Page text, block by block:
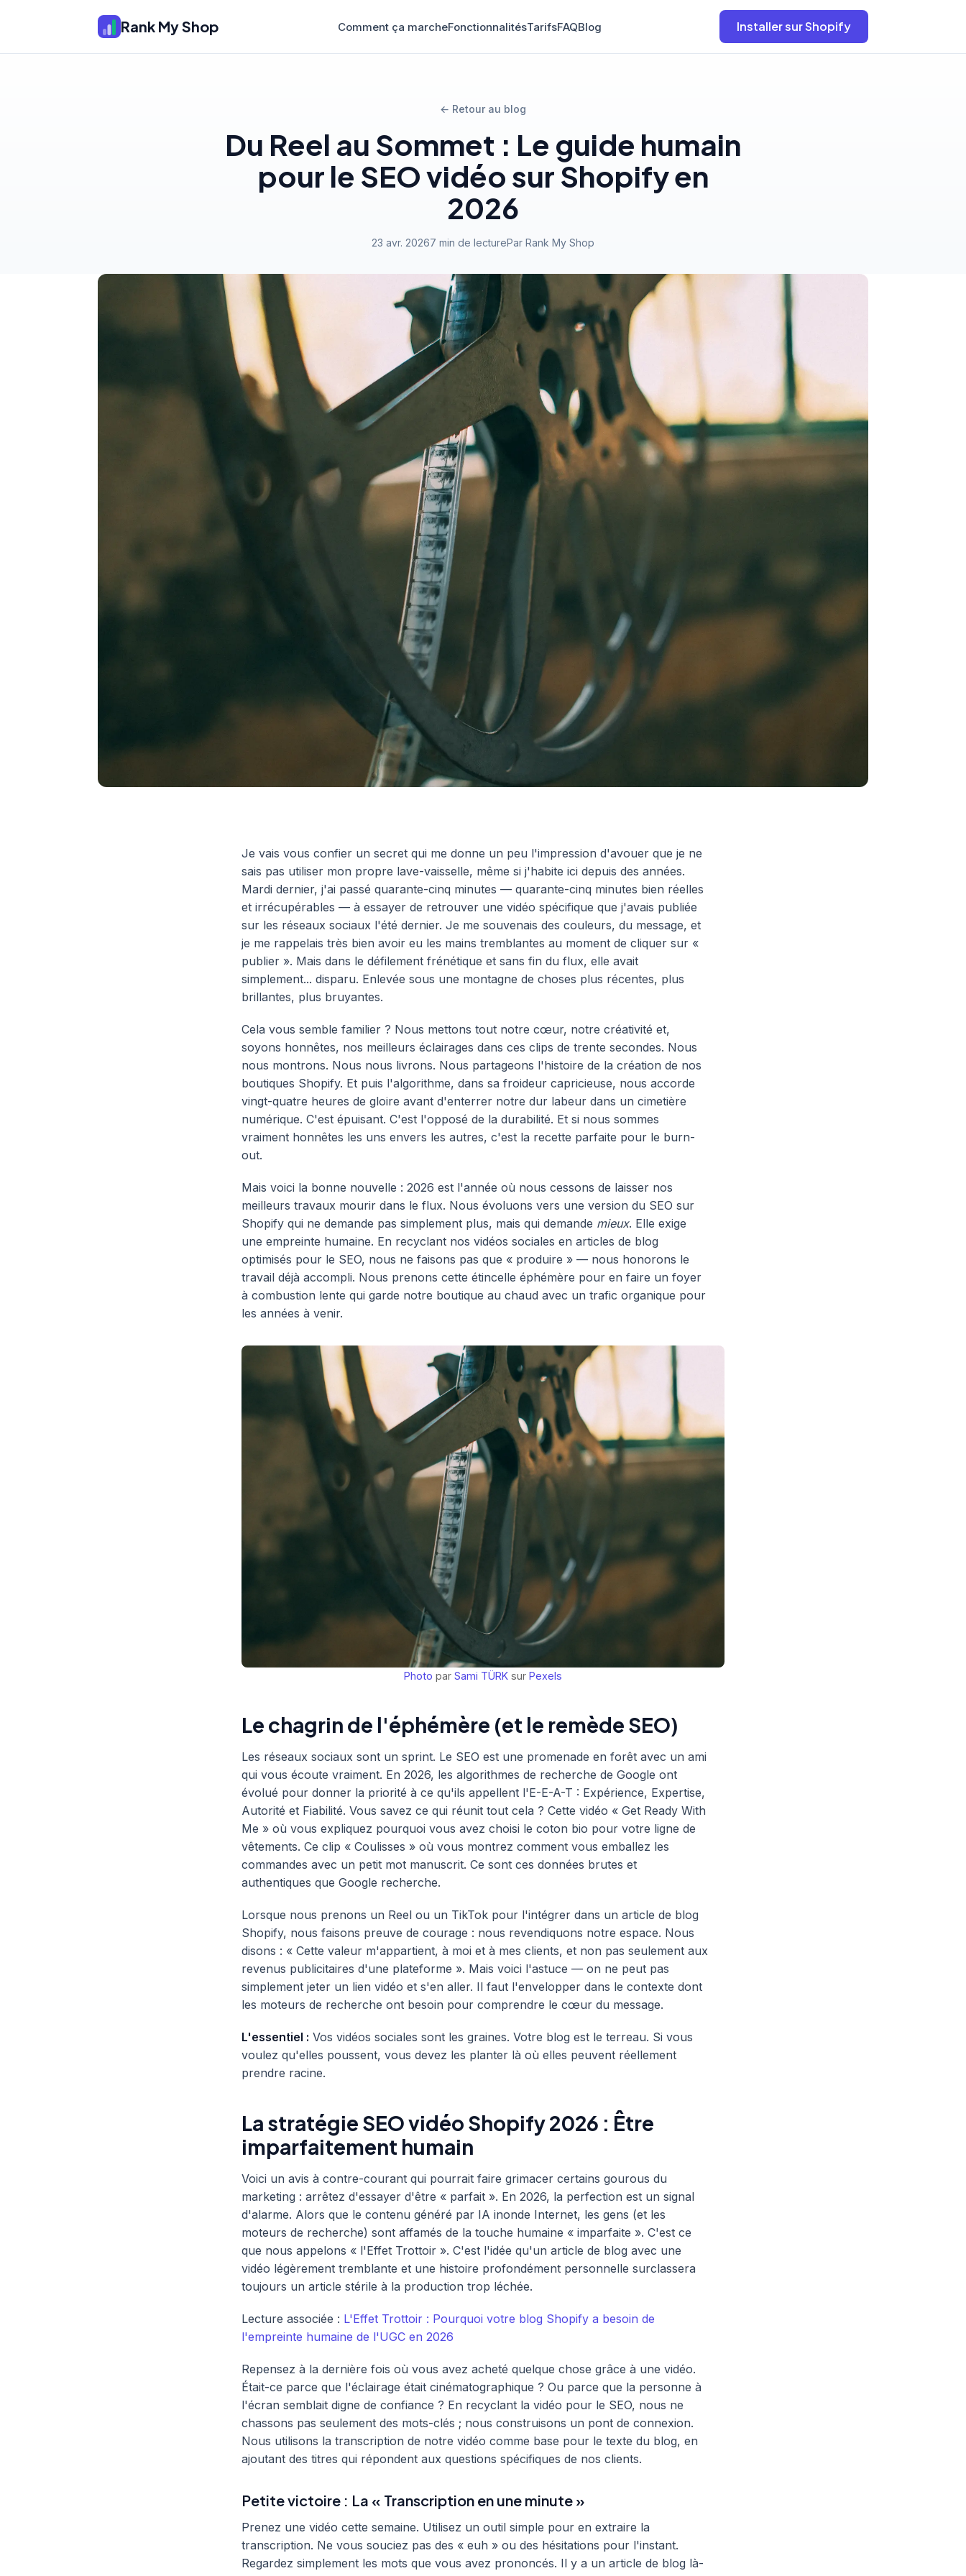
Rank My Shop Comment ça marcheFonctionnalitésTarifsFAQBlog Installer sur Shopify
← Retour au blog
Du Reel au Sommet : Le guide humain
pour le SEO vidéo sur Shopify en
2026
23 avr. 20267 min de lecturePar Rank My Shop
Je vais vous confier un secret qui me donne un peu l'impression d'avouer que je ne
sais pas utiliser mon propre lave-vaisselle, même si j'habite ici depuis des années.
Mardi dernier, j'ai passé quarante-cinq minutes — quarante-cinq minutes bien réelles
et irrécupérables — à essayer de retrouver une vidéo spécifique que j'avais publiée
sur les réseaux sociaux l'été dernier. Je me souvenais des couleurs, du message, et
je me rappelais très bien avoir eu les mains tremblantes au moment de cliquer sur «
publier ». Mais dans le défilement frénétique et sans fin du flux, elle avait
simplement... disparu. Enlevée sous une montagne de choses plus récentes, plus
brillantes, plus bruyantes.
Cela vous semble familier ? Nous mettons tout notre cœur, notre créativité et,
soyons honnêtes, nos meilleurs éclairages dans ces clips de trente secondes. Nous
nous montrons. Nous nous livrons. Nous partageons l'histoire de la création de nos
boutiques Shopify. Et puis l'algorithme, dans sa froideur capricieuse, nous accorde
vingt-quatre heures de gloire avant d'enterrer notre dur labeur dans un cimetière
numérique. C'est épuisant. C'est l'opposé de la durabilité. Et si nous sommes
vraiment honnêtes les uns envers les autres, c'est la recette parfaite pour le burn-
out.
Mais voici la bonne nouvelle : 2026 est l'année où nous cessons de laisser nos
meilleurs travaux mourir dans le flux. Nous évoluons vers une version du SEO sur
Shopify qui ne demande pas simplement plus, mais qui demande mieux. Elle exige
une empreinte humaine. En recyclant nos vidéos sociales en articles de blog
optimisés pour le SEO, nous ne faisons pas que « produire » — nous honorons le
travail déjà accompli. Nous prenons cette étincelle éphémère pour en faire un foyer
à combustion lente qui garde notre boutique au chaud avec un trafic organique pour
les années à venir.
Photo par Sami TÜRK sur Pexels
Le chagrin de l'éphémère (et le remède SEO)
Les réseaux sociaux sont un sprint. Le SEO est une promenade en forêt avec un ami
qui vous écoute vraiment. En 2026, les algorithmes de recherche de Google ont
évolué pour donner la priorité à ce qu'ils appellent l'E-E-A-T : Expérience, Expertise,
Autorité et Fiabilité. Vous savez ce qui réunit tout cela ? Cette vidéo « Get Ready With
Me » où vous expliquez pourquoi vous avez choisi le coton bio pour votre ligne de
vêtements. Ce clip « Coulisses » où vous montrez comment vous emballez les
commandes avec un petit mot manuscrit. Ce sont ces données brutes et
authentiques que Google recherche.
Lorsque nous prenons un Reel ou un TikTok pour l'intégrer dans un article de blog
Shopify, nous faisons preuve de courage : nous revendiquons notre espace. Nous
disons : « Cette valeur m'appartient, à moi et à mes clients, et non pas seulement aux
revenus publicitaires d'une plateforme ». Mais voici l'astuce — on ne peut pas
simplement jeter un lien vidéo et s'en aller. Il faut l'envelopper dans le contexte dont
les moteurs de recherche ont besoin pour comprendre le cœur du message.
L'essentiel : Vos vidéos sociales sont les graines. Votre blog est le terreau. Si vous
voulez qu'elles poussent, vous devez les planter là où elles peuvent réellement
prendre racine.
La stratégie SEO vidéo Shopify 2026 : Être
imparfaitement humain
Voici un avis à contre-courant qui pourrait faire grimacer certains gourous du
marketing : arrêtez d'essayer d'être « parfait ». En 2026, la perfection est un signal
d'alarme. Alors que le contenu généré par IA inonde Internet, les gens (et les
moteurs de recherche) sont affamés de la touche humaine « imparfaite ». C'est ce
que nous appelons « l'Effet Trottoir ». C'est l'idée qu'un article de blog avec une
vidéo légèrement tremblante et une histoire profondément personnelle surclassera
toujours un article stérile à la production trop léchée.
Lecture associée : L'Effet Trottoir : Pourquoi votre blog Shopify a besoin de
l'empreinte humaine de l'UGC en 2026
Repensez à la dernière fois où vous avez acheté quelque chose grâce à une vidéo.
Était-ce parce que l'éclairage était cinématographique ? Ou parce que la personne à
l'écran semblait digne de confiance ? En recyclant la vidéo pour le SEO, nous ne
chassons pas seulement des mots-clés ; nous construisons un pont de connexion.
Nous utilisons la transcription de notre vidéo comme base pour le texte du blog, en
ajoutant des titres qui répondent aux questions spécifiques de nos clients.
Petite victoire : La « Transcription en une minute »
Prenez une vidéo cette semaine. Utilisez un outil simple pour en extraire la
transcription. Ne vous souciez pas des « euh » ou des hésitations pour l'instant.
Regardez simplement les mots que vous avez prononcés. Il y a un article de blog là-